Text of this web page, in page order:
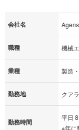
会社名
職種 機械
業種 製造
勤務地 クア
勤務時間
平日
※年に